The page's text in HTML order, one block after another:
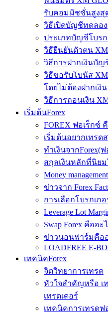
รับคอมมิชชั่นสูงสุด
วิธีเปิดบัญชีทดลอง
ประเภทบัญชีโบรก
วิธียืนยันตัวตน XM
วิธีการฝากเงินบัญ
วิธีขอรับโบนัส
โดยไม่ต้องฝากเงิน
วิธีการถอนเงิน
เริ่มต้นForex
FOREX ฟอเร็กซ์
เริ่มต้นอยากเทรด
ทำเงินจากForex(
สกุลเงินหลักที่นิยม
Money
ข่าวจาก Forex
การเลือกโบรกเก
Leverage Lot
Swap Forex คืออะ
ข่าวนอนฟาร์มคืออ
LOADFREE E-
เทคนิคForex
จิตวิทยาการเทรด
หัวใจสำคัญหรือ เ
เทรดเดอร์
เทคนิคการเทรดฟ